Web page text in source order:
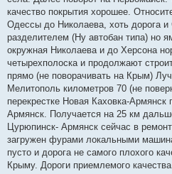
качество покрытия хорошее.
Одессы до Николаева, хоть дорога и
разделителем (Ну автобан типа) но
окружная Николаева и до Херсона
четырехполоска и продолжают
прямо (не поворачивать на Крым)
Мелитополь километров 70 (не
перекрестке Новая Каховка-Армянск
Армянск. Получается на 25 км
Цурюпинск- Армянск сейчас в
загружен фурами локальными
пусто и дорога не самого плохого
Крыму. Дороги приемлемого качества.